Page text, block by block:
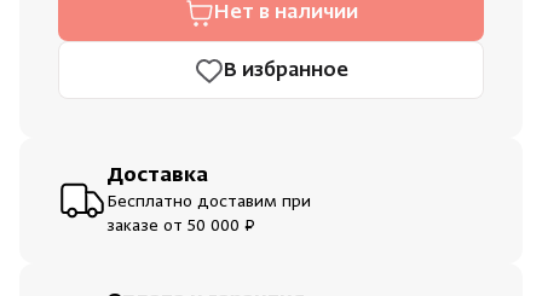
Инфракрасные сауны
Пародушевые
Нет в наличии
В избранное
Доставка
Бесплатно доставим при
заказе от 50 000 ₽
На главную
Скрыть/
Войти
Скрыть/
Зарегистрироваться